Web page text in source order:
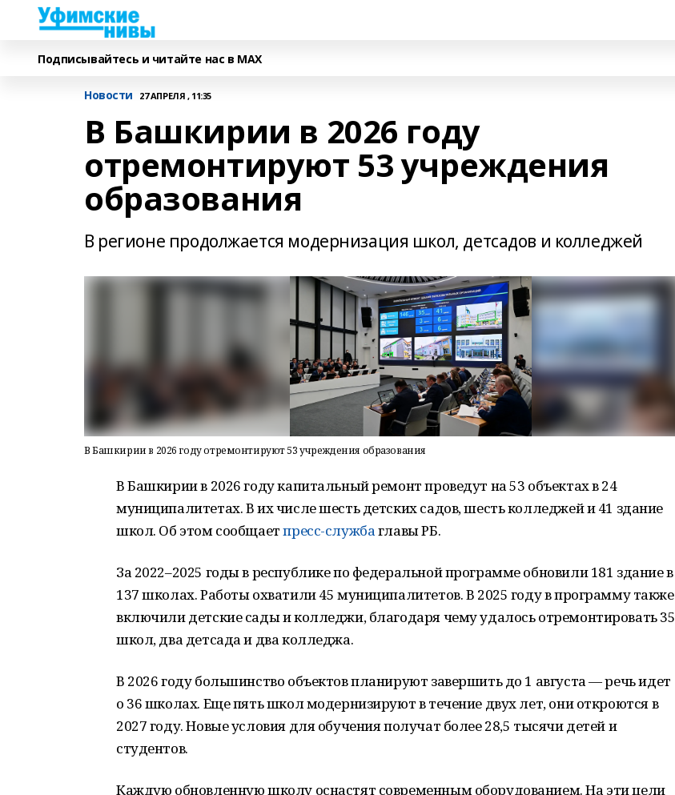
Подписывайтесь и читайте нас в MAX
Новости 27 АПРЕЛЯ , 11:35
В Башкирии в 2026 году
отремонтируют 53 учреждения
образования
В регионе продолжается модернизация школ, детсадов и колледжей
В Башкирии в 2026 году отремонтируют 53 учреждения образования
В Башкирии в 2026 году капитальный ремонт проведут на 53 объектах в 24
муниципалитетах. В их числе шесть детских садов, шесть колледжей и 41 здание
школ. Об этом сообщаетпресс-службаглавы РБ.
За 2022–2025 годы в республике по федеральной программе обновили 181 здание в
137 школах. Работы охватили 45 муниципалитетов. В 2025 году в программу также
включили детские сады и колледжи, благодаря чему удалось отремонтировать 35
школ, два детсада и два колледжа.
В 2026 году большинство объектов планируют завершить до 1 августа — речь идет
о 36 школах. Еще пять школ модернизируют в течение двух лет, они откроются в
2027 году. Новые условия для обучения получат более 28,5 тысячи детей и
студентов.
Каждую обновленную школу оснастят современным оборудованием. На эти цели